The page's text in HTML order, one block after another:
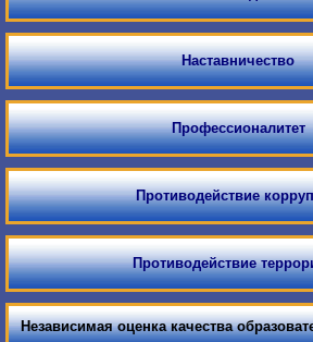
Наставничество
Профессионалитет
Противодействие
Противодействие
Независимая оценка качества